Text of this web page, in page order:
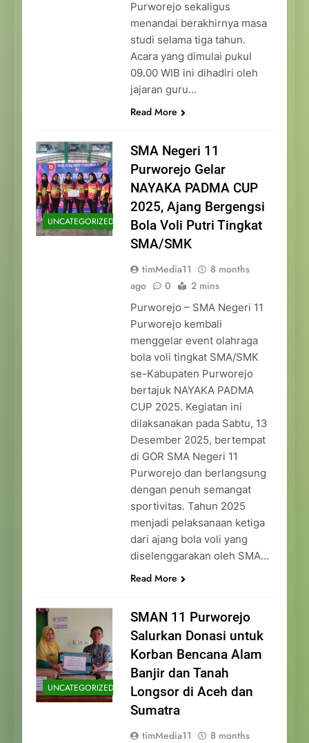
Purworejo sekaligus
menandai berakhirnya masa
studi selama tiga tahun.
Acara yang dimulai pukul
09.00 WIB ini dihadiri oleh
jajaran guru…
Read More
UNCATEGORIZED
SMA Negeri 11
Purworejo Gelar
NAYAKA PADMA CUP
2025, Ajang Bergengsi
Bola Voli Putri Tingkat
SMA/SMK
timMedia11
8 months
ago
0 2 mins
Purworejo – SMA Negeri 11
Purworejo kembali
menggelar event olahraga
bola voli tingkat SMA/SMK
se-Kabupaten Purworejo
bertajuk NAYAKA PADMA
CUP 2025. Kegiatan ini
dilaksanakan pada Sabtu, 13
Desember 2025, bertempat
di GOR SMA Negeri 11
Purworejo dan berlangsung
dengan penuh semangat
sportivitas. Tahun 2025
menjadi pelaksanaan ketiga
dari ajang bola voli yang
diselenggarakan oleh SMA…
Read More
UNCATEGORIZED
SMAN 11 Purworejo
Salurkan Donasi untuk
Korban Bencana Alam
Banjir dan Tanah
Longsor di Aceh dan
Sumatra
timMedia11
8 months